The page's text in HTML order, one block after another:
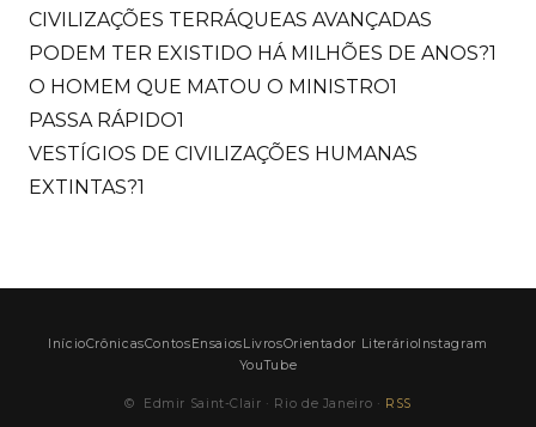
CIVILIZAÇÕES TERRÁQUEAS AVANÇADAS
PODEM TER EXISTIDO HÁ MILHÕES DE ANOS?1
O HOMEM QUE MATOU O MINISTRO1
PASSA RÁPIDO1
VESTÍGIOS DE CIVILIZAÇÕES HUMANAS
EXTINTAS?1
InícioCrônicasContos Ensaios LivrosOrientador Literário Instagram
YouTube
© Edmir Saint-Clair · Rio de Janeiro · RSS